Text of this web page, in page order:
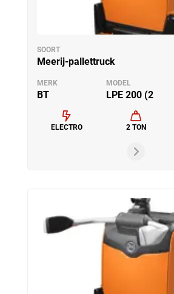
SOORT
Meerij-pallettruck
MERK
BT
MODEL
LPE 200 (2
ELECTRO 2 TON